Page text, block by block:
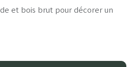
et bois brut pour décorer un